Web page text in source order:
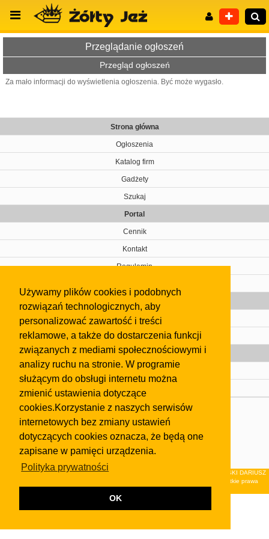
Używamy plików cookies i podobnych
rozwiązań technologicznych, aby
personalizować zawartość i treści
reklamowe, a także do dostarczenia funkcji
związanych z mediami społecznościowymi i
analizy ruchu na stronie. W programie
służącym do obsługi internetu można
zmienić ustawienia dotyczące
cookies.Korzystanie z naszych serwisów
internetowych bez zmiany ustawień
dotyczących cookies oznacza, że będą one
zapisane w pamięci urządzenia.
Polityka prywatności
OK
Przeglądanie ogłoszeń
Przegląd ogłoszeń
Za mało informacji do wyświetlenia ogłoszenia. Być może wygasło.
Strona główna
Ogłoszenia
Katalog firm
Gadżety
Szukaj
Portal
Cennik
Kontakt
Regulamin
Gazeta
Olkusz
Kontakt
Strefa dla biznesu
Biura nieruchomości
Dealerzy i autokomisy
Skontaktuj się z nami
regulaminuiPolityki Prywatności.
Klauzula FB
© 2026Wydawnictwo NEON sp. z o.o. (dawniej: FIRMA NEON MAREK KLUCZEWSKI DARIUSZ
KRAWCZYK s.c.) z siedzibą w Olkuszu, ul.Żuradzka 15, 32-300 Olkusz . Wszystkie prawa